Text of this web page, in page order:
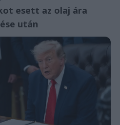
esett az olaj ára
után